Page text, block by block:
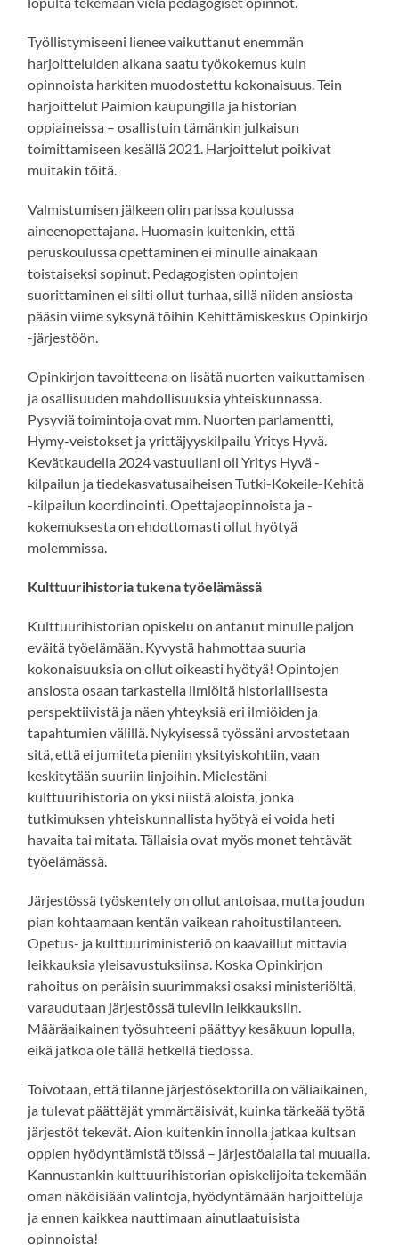
Työllistymiseeni lienee vaikuttanut enemmän
harjoitteluiden aikana saatu työkokemus kuin
opinnoista harkiten muodostettu kokonaisuus. Tein
harjoittelut Paimion kaupungilla ja historian
oppiaineissa – osallistuin tämänkin julkaisun
toimittamiseen kesällä 2021. Harjoittelut poikivat
muitakin töitä.
Valmistumisen jälkeen olin parissa koulussa
aineenopettajana. Huomasin kuitenkin, että
peruskoulussa opettaminen ei minulle ainakaan
toistaiseksi sopinut. Pedagogisten opintojen
suorittaminen ei silti ollut turhaa, sillä niiden ansiosta
pääsin viime syksynä töihin Kehittämiskeskus Opinkirjo
-järjestöön.
Opinkirjon tavoitteena on lisätä nuorten vaikuttamisen
ja osallisuuden mahdollisuuksia yhteiskunnassa.
Pysyviä toimintoja ovat mm. Nuorten parlamentti,
Hymy-veistokset ja yrittäjyyskilpailu Yritys Hyvä.
Kevätkaudella 2024 vastuullani oli Yritys Hyvä -
kilpailun ja tiedekasvatusaiheisen Tutki-Kokeile-Kehitä
-kilpailun koordinointi. Opettajaopinnoista ja -
kokemuksesta on ehdottomasti ollut hyötyä
molemmissa.
Kulttuurihistoria tukena työelämässä
Kulttuurihistorian opiskelu on antanut minulle paljon
eväitä työelämään. Kyvystä hahmottaa suuria
kokonaisuuksia on ollut oikeasti hyötyä! Opintojen
ansiosta osaan tarkastella ilmiöitä historiallisesta
perspektiivistä ja näen yhteyksiä eri ilmiöiden ja
tapahtumien välillä. Nykyisessä työssäni arvostetaan
sitä, että ei jumiteta pieniin yksityiskohtiin, vaan
keskitytään suuriin linjoihin. Mielestäni
kulttuurihistoria on yksi niistä aloista, jonka
tutkimuksen yhteiskunnallista hyötyä ei voida heti
havaita tai mitata. Tällaisia ovat myös monet tehtävät
työelämässä.
Järjestössä työskentely on ollut antoisaa, mutta joudun
pian kohtaamaan kentän vaikean rahoitustilanteen.
Opetus- ja kulttuuriministeriö on kaavaillut mittavia
leikkauksia yleisavustuksiinsa. Koska Opinkirjon
rahoitus on peräisin suurimmaksi osaksi ministeriöltä,
varaudutaan järjestössä tuleviin leikkauksiin.
Määräaikainen työsuhteeni päättyy kesäkuun lopulla,
eikä jatkoa ole tällä hetkellä tiedossa.
Toivotaan, että tilanne järjestösektorilla on väliaikainen,
ja tulevat päättäjät ymmärtäisivät, kuinka tärkeää työtä
järjestöt tekevät. Aion kuitenkin innolla jatkaa kultsan
oppien hyödyntämistä töissä – järjestöalalla tai muualla.
Kannustankin kulttuurihistorian opiskelijoita tekemään
oman näköisiään valintoja, hyödyntämään harjoitteluja
ja ennen kaikkea nauttimaan ainutlaatuisista
opinnoista!